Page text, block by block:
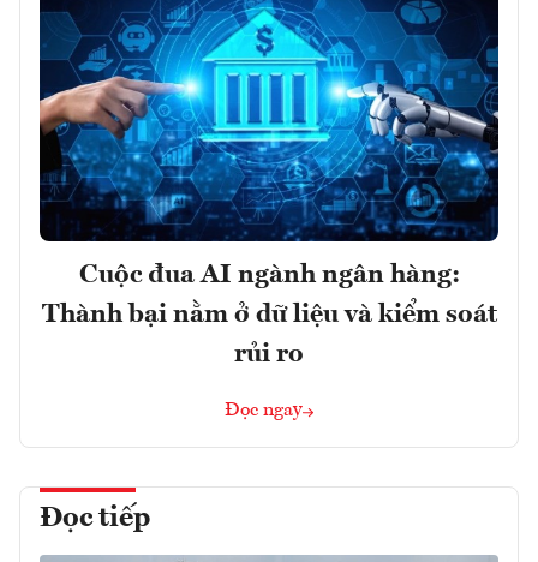
Cuộc đua AI ngành ngân hàng:
Thành bại nằm ở dữ liệu và kiểm soát
rủi ro
Đọc ngay
Đọc tiếp